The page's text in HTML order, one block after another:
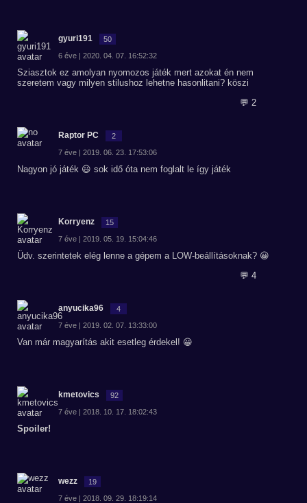
gyuri191 50
6 éve | 2020. 04. 07. 16:52:32
Sziasztok ez amolyan nyomozos játék mert azokat én nem
szeretem vagy milyen stilushoz lehetne hasonlitani? köszi
💬 2
Raptor PC 2
7 éve | 2019. 06. 23. 17:53:06
Nagyon jó játék 😃 sok idő óta nem foglalt le így játék
Korryenz 15
7 éve | 2019. 05. 19. 15:04:46
Üdv. szerintetek elég lenne a gépem a LOW-beállításoknak? 😀
💬 4
anyucika96 4
7 éve | 2019. 02. 07. 13:33:00
Van már magyarítás akit esetleg érdekel! 😀
kmetovics 92
7 éve | 2018. 10. 17. 18:02:43
Spoiler!
wezz 19
7 éve | 2018. 09. 29. 18:19:14